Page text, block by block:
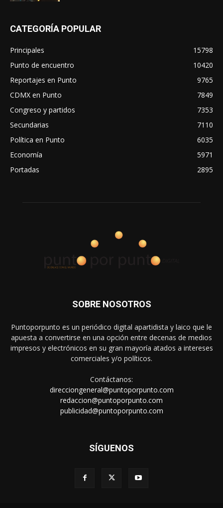
CATEGORÍA POPULAR
Principales
15798
Punto de encuentro
10420
Reportajes en Punto
9765
CDMX en Punto
7849
Congreso y partidos
7353
Secundarias
7110
Política en Punto
6035
Economía
5971
Portadas
2895
SOBRE NOSOTROS
Puntoporpunto es un periódico digital apartidista y laico que le
apuesta a convertirse en una opción entre decenas de medios
impresos y electrónicos en su gran mayoría atados a intereses
comerciales y/o políticos.
Contáctanos:
direcciongeneral@puntoporpunto.com
redaccion@puntoporpunto.com
publicidad@puntoporpunto.com
SÍGUENOS